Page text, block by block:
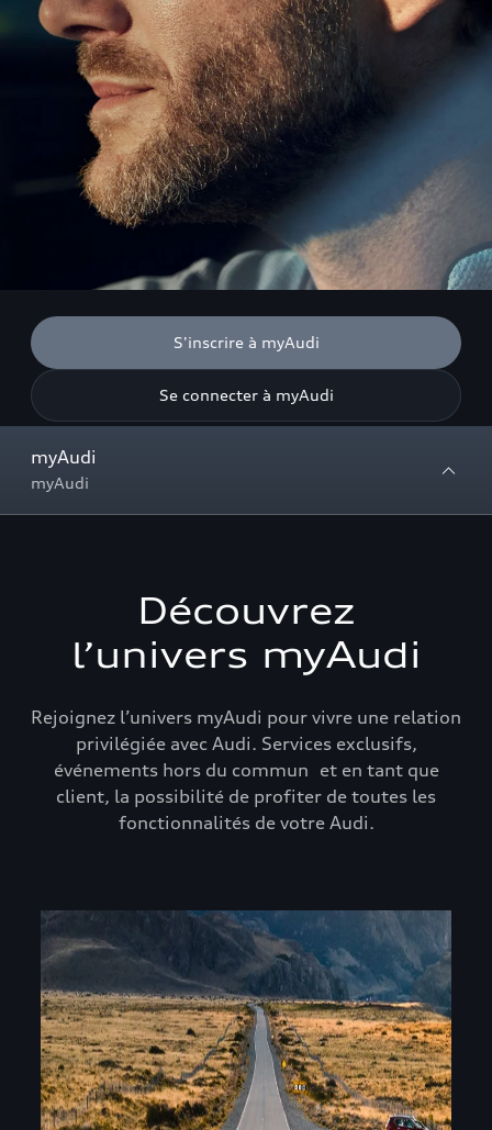
S'inscrire à myAudi
Se connecter à myAudi
myAudi
myAudi
Découvrez
l’univers myAudi
Rejoignez l’univers myAudi pour vivre une relation
privilégiée avec Audi. Services exclusifs,
événements hors du commun et en tant que
client, la possibilité de profiter de toutes les
fonctionnalités de votre Audi.